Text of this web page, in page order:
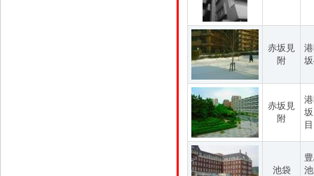
赤坂見
附
赤坂見
附
目
池袋